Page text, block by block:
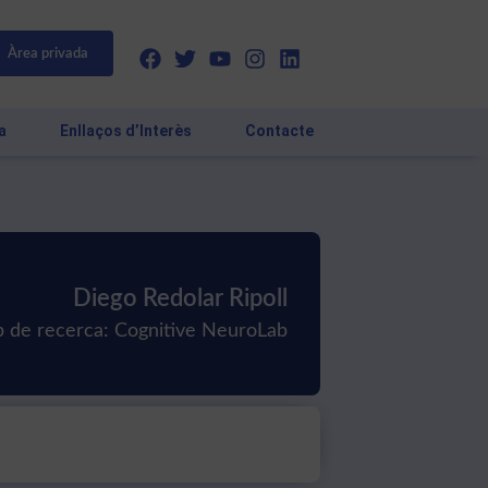
Àrea privada
Enllaços d’Interès Contacte
Diego Redolar Ripoll
de recerca: Cognitive NeuroLab